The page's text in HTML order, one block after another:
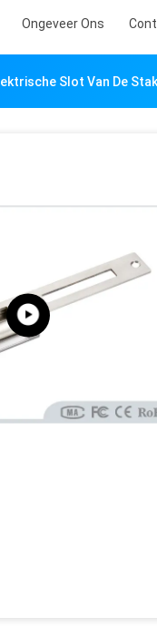
Ongeveer Ons
Slot Van De